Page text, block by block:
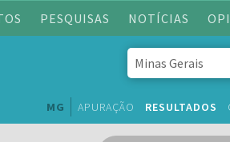
PESQUISAS NOTÍCIAS
MG APURAÇÃO RESULTADOS